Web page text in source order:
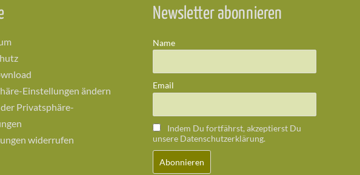
Einstellungen ändern
Privatsphäre-
widerrufen
Newsletter abonnieren
Name
Email
Indem Du fortfährst, akzeptierst Du
unsere Datenschutzerklärung.